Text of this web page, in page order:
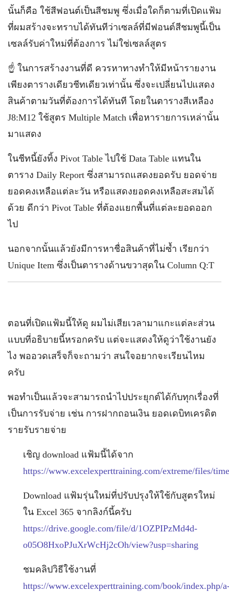
นั้นก็คือ ใช้สีฟอนต์เป็นสีชมพู ซึ่งเมื่อใดก็ตามที่เปิดแฟ้ม
ที่ผมสร้างจะทราบได้ทันทีว่าเซลล์ที่มีฟอนต์สีชมพูนี้เป็น
เซลล์รับค่าใหม่ที่ต้องการ ไม่ใช่เซลล์สูตร
☝️ ในการสร้างงานที่ดี ควรหาทางทำให้มีหน้ารายงาน
เพียงตารางเดียวชีทเดียวเท่านั้น ซึ่งจะเปลี่ยนไปแสดง
สินค้าตามวันที่ต้องการได้ทันที โดยในตารางสีเหลือง
J8:M12 ใช้สูตร Multiple Match เพื่อหารายการเหล่านั้น
มาแสดง
ในชีทนี้ยังทิ้ง Pivot Table ไปใช้ Data Table แทนใน
ตาราง Daily Report ซึ่งสามารถแสดงยอดรับ ยอดจ่าย
ยอดคงเหลือแต่ละวัน หรือแสดงยอดคงเหลือสะสมได้
ด้วย ดีกว่า Pivot Table ที่ต้องแยกพื้นที่แต่ละยอดออก
ไป
นอกจากนั้นแล้วยังมีการหาชื่อสินค้าที่ไม่ซ้ำ เรียกว่า
Unique Item ซึ่งเป็นตารางด้านขวาสุดใน Column Q:T
ตอนที่เปิดแฟ้มนี้ให้ดู ผมไม่เสียเวลามาแกะแต่ละส่วน
แบบที่อธิบายนี้หรอกครับ แต่จะแสดงให้ดูว่าใช้งานยัง
ไง พออวดเสร็จก็จะถามว่า สนใจอยากจะเรียนไหม
ครับ
พอทำเป็นแล้วจะสามารถนำไปประยุกต์ได้กับทุกเรื่องที่
เป็นการรับจ่าย เช่น การฝากถอนเงิน ยอดเดบิทเครดิต
รายรับรายจ่าย
เชิญ download แฟ้มนี้ได้จาก
https://www.excelexperttraining.com/extreme/files/
Download แฟ้มรุ่นใหม่ที่ปรับปรุงให้ใช้กับสูตรใหม่
ใน Excel 365 จากลิงก์นี้ครับ
https://drive.google.com/file/d/1OZPIPzMd4d-
o05O8HxoPJuXrWcHj2cOh/view?usp=sharing
ชมคลิปวิธีใช้งานที่
https://www.excelexperttraining.com/book/index.php/